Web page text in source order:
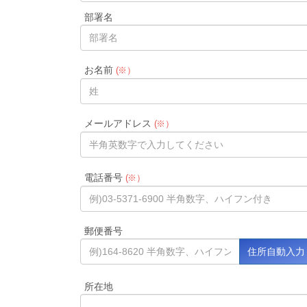
部署名
お名前(※）
メールアドレス (※）
電話番号(※）
郵便番号
所在地